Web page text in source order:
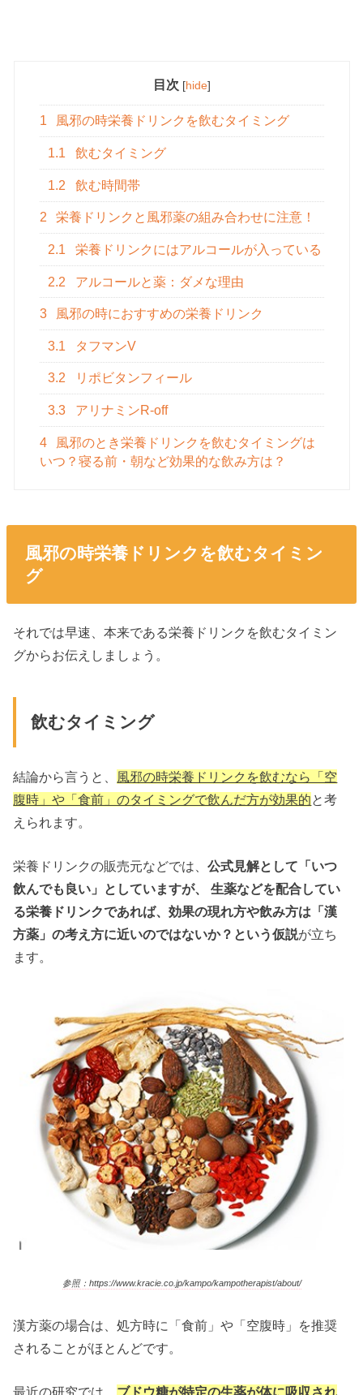
目次 [hide]
1 風邪の時栄養ドリンクを飲むタイミング
1.1 飲むタイミング
1.2 飲む時間帯
2 栄養ドリンクと風邪薬の組み合わせに注意！
2.1 栄養ドリンクにはアルコールが入っている
2.2 アルコールと薬：ダメな理由
3 風邪の時におすすめの栄養ドリンク
3.1 タフマンV
3.2 リポビタンフィール
3.3 アリナミンR-off
4
風邪のとき栄養ドリンクを飲むタイミングは
いつ？寝る前・朝など効果的な飲み方は？
風邪の時栄養ドリンクを飲むタイミン
グ
それでは早速、本来である栄養ドリンクを飲むタイミン
グからお伝えしましょう。
飲むタイミング
結論から言うと、 風邪の時栄養ドリンクを飲むなら「空
腹時」や「食前」のタイミングで飲んだ方が効果的と考
えられます。
栄養ドリンクの販売元などでは、公式見解として「いつ
飲んでも良い」としていますが、 生薬などを配合してい
る栄養ドリンクであれば、効果の現れ方や飲み方は「漢
方薬」の考え方に近いのではないか？という仮説が立ち
ます。
参照：https://www.kracie.co.jp/kampo/kampotherapist/about/
漢方薬の場合は、処方時に「食前」や「空腹時」を推奨
されることがほとんどです。
最近の研究では、 ブドウ糖が特定の生薬が体に吸収され